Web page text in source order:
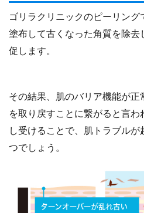
ゴリラクリニックのピーリン
塗布して古くなった角質を除去
促します。
その結果、肌のバリア機能が正
を取り戻すことに繋がると言わ
し受けることで、肌トラブル
つでしょう。